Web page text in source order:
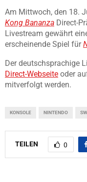
Am Mittwoch, den 18.
Kong Bananza Direct-
Livestream gewährt
erscheinende Spiel für
Der deutschsprachige
Direct-Webseite oder
mitverfolgt werden.
KONSOLE NINTENDO
TEILEN 0